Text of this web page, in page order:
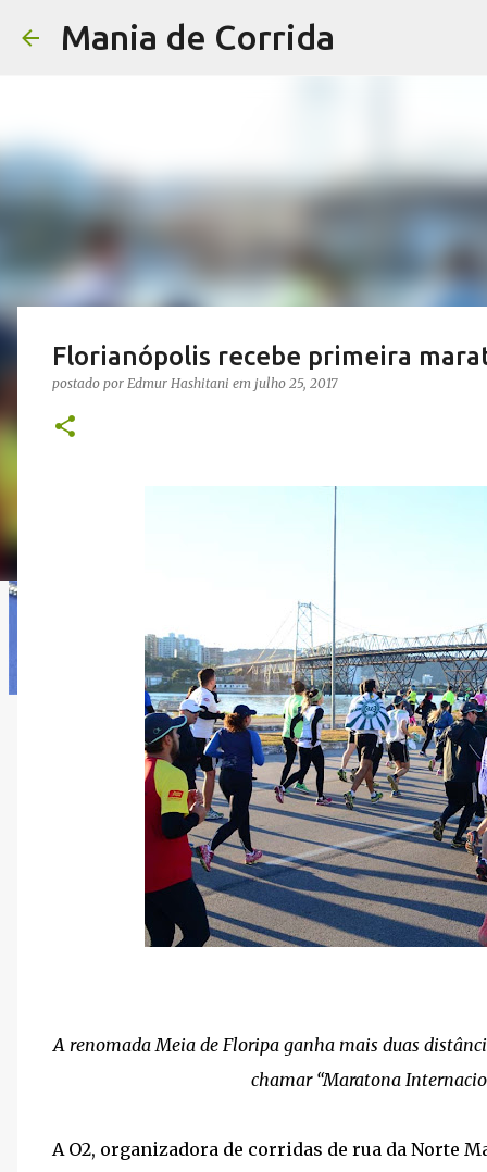
Mania de Corrida
Florianópolis recebe primeira
postado por Edmur Hashitani em julho 25, 2017
A renomada Meia de Floripa ganha mais duas
chamar “Maratona
A O2, organizadora de corridas de rua da Norte